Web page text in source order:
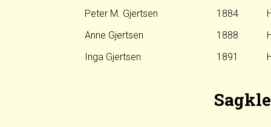
Peter M. Gjertsen
1884
Anne Gjertsen
1888
Inga Gjertsen
1891